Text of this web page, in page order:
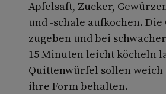
Apfelsaft, Zucker,
und -schale aufkochen.
zugeben und bei
15 Minuten leicht köcheln
Quittenwürfel sollen weich
ihre Form behalten.